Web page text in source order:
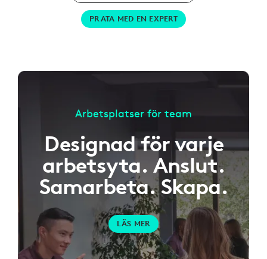
PRATA MED EN EXPERT
Arbetsplatser för team
Designad för varje
arbetsyta. Anslut.
Samarbeta. Skapa.
LÄS MER